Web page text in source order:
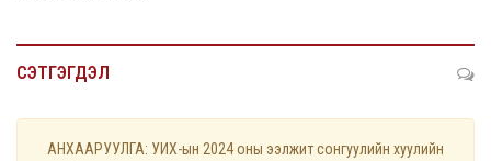
СЭТГЭГДЭЛ
АНХААРУУЛГА: УИХ-ын 2024 оны ээлжит сонгуулийн хуулийн